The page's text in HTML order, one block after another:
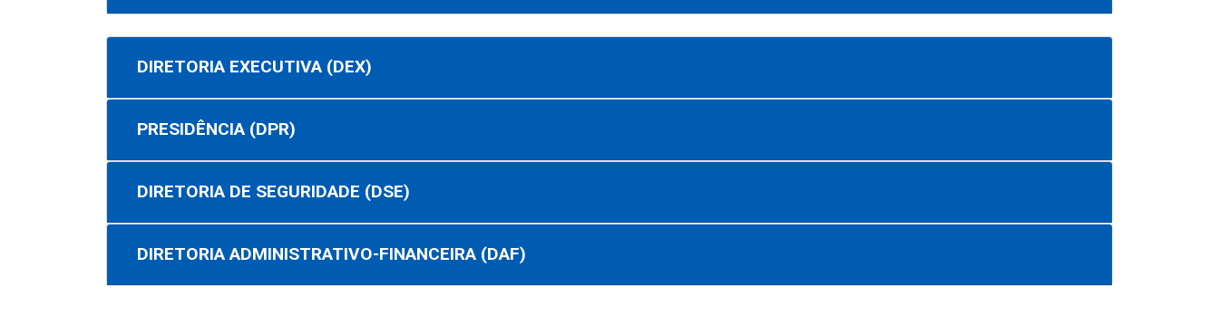
DIRETORIA EXECUTIVA (DEX)
PRESIDÊNCIA (DPR)
DIRETORIA DE SEGURIDADE (DSE)
DIRETORIA ADMINISTRATIVO-FINANCEIRA (DAF)